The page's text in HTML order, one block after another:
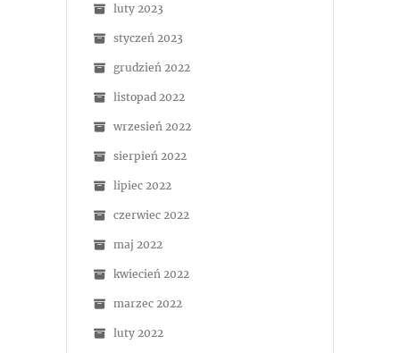
luty 2023
styczeń 2023
grudzień 2022
listopad 2022
wrzesień 2022
sierpień 2022
lipiec 2022
czerwiec 2022
maj 2022
kwiecień 2022
marzec 2022
luty 2022